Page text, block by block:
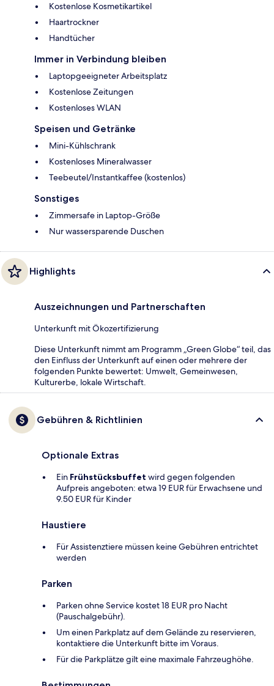
Kostenlose Kosmetikartikel
Haartrockner
Handtücher
Immer in Verbindung bleiben
Laptopgeeigneter Arbeitsplatz
Kostenlose Zeitungen
Kostenloses WLAN
Speisen und Getränke
Mini-Kühlschrank
Kostenloses Mineralwasser
Teebeutel/Instantkaffee (kostenlos)
Sonstiges
Zimmersafe in Laptop-Größe
Nur wassersparende Duschen
Highlights
Auszeichnungen und Partnerschaften
Unterkunft mit Ökozertifizierung
Diese Unterkunft nimmt am Programm „Green Globe“ teil, das
den Einfluss der Unterkunft auf einen oder mehrere der
folgenden Punkte bewertet: Umwelt, Gemeinwesen,
Kulturerbe, lokale Wirtschaft.
Gebühren & Richtlinien
Optionale Extras
Ein Frühstücksbuffet wird gegen folgenden
Aufpreis angeboten: etwa 19 EUR für Erwachsene und
9.50 EUR für Kinder
Haustiere
Für Assistenztiere müssen keine Gebühren entrichtet
werden
Parken
Parken ohne Service kostet 18 EUR pro Nacht
(Pauschalgebühr).
Um einen Parkplatz auf dem Gelände zu reservieren,
kontaktiere die Unterkunft bitte im Voraus.
Für die Parkplätze gilt eine maximale Fahrzeughöhe.